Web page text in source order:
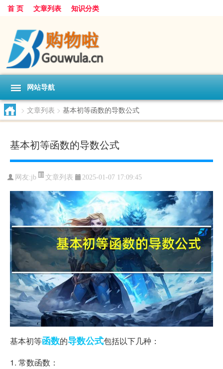
首 页 文章列表 知识分类
网站导航
> 文章列表 > 基本初等函数的导数公式
基本初等函数的导数公式
网友:jb 文章列表 2025-01-07 17:09:45
基本初等函数的导数公式包括以下几种：
1. 常数函数：